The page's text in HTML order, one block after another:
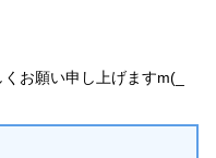
お願い申し上げますm(_